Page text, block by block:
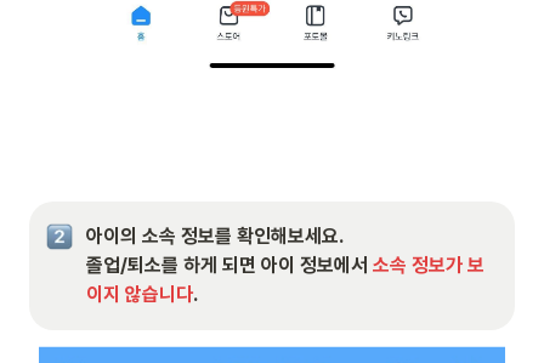
아이의 소속 정보를 확인해보세요.
졸업/퇴소를 하게 되면 아이 정보에서 소속 정보가 보
이지 않습니다.